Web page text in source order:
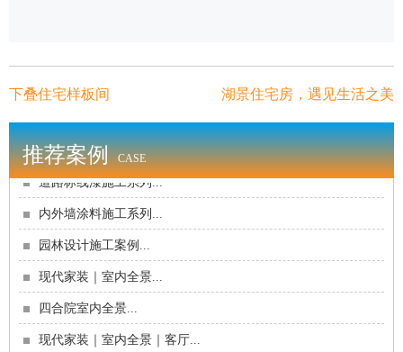
下叠住宅样板间 湖景住宅房，遇见生活之美
推荐案例 CASE
道路标线漆施工系列...
内外墙涂料施工系列...
园林设计施工案例...
现代家装｜室内全景...
四合院室内全景...
现代家装｜室内全景｜客厅...
家装场景｜现代客厅...